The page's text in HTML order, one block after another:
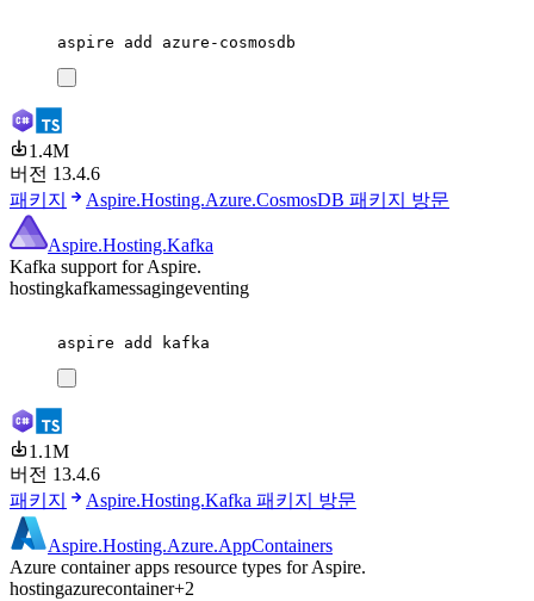
aspire add azure-cosmosdb
1.4M
버전 13.4.6
패키지
Aspire.Hosting.Azure.CosmosDB 패키지 방문
Aspire.Hosting.Kafka
Kafka support for Aspire.
hostingkafkamessagingeventing
aspire add kafka
1.1M
버전 13.4.6
패키지
Aspire.Hosting.Kafka 패키지 방문
Aspire.Hosting.Azure.AppContainers
Azure container apps resource types for Aspire.
hostingazurecontainer+2